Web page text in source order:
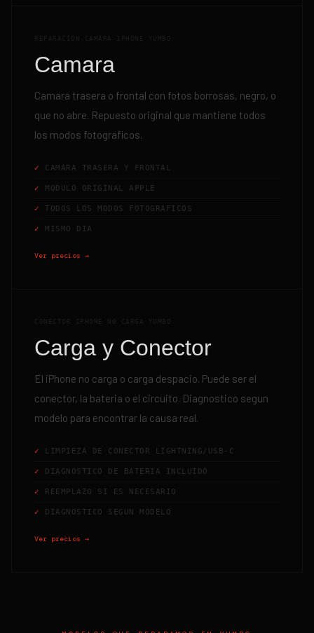
REPARACION CAMARA IPHONE YUMBO
Camara
Camara trasera o frontal con fotos borrosas, negro, o
que no abre. Repuesto original que mantiene todos
los modos fotograficos.
CAMARA TRASERA Y FRONTAL
MODULO ORIGINAL APPLE
TODOS LOS MODOS FOTOGRAFICOS
MISMO DIA
Ver precios →
CONECTOR IPHONE NO CARGA YUMBO
Carga y Conector
El iPhone no carga o carga despacio. Puede ser el
conector, la bateria o el circuito. Diagnostico segun
modelo para encontrar la causa real.
LIMPIEZA DE CONECTOR LIGHTNING/USB-C
DIAGNOSTICO DE BATERIA INCLUIDO
REEMPLAZO SI ES NECESARIO
DIAGNOSTICO SEGUN MODELO
Ver precios →